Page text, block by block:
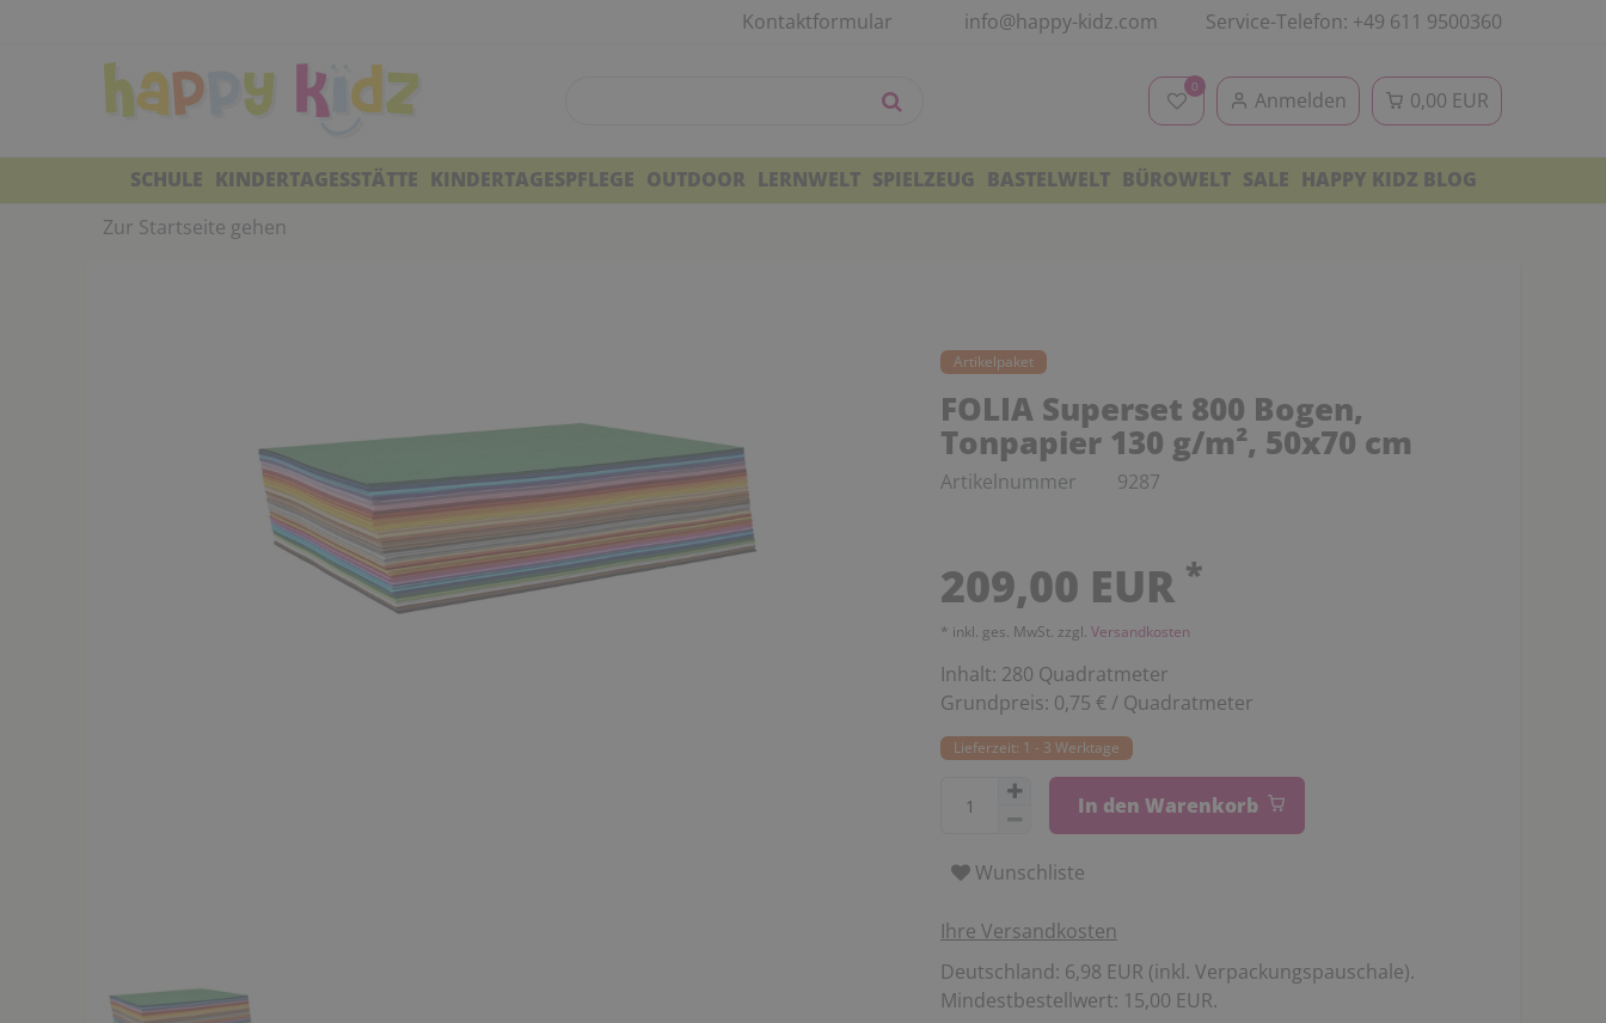
Kontaktformular info@happy-kidz.com Service-Telefon: +49 611 9500360
0
Anmelden 0,00 EUR
SCHULE KINDERTAGESSTÄTTE KINDERTAGESPFLEGE OUTDOOR LERNWELT SPIELZEUG BASTELWELT BÜROWELT SALE HAPPY KIDZ BLOG
Zur Startseite gehen
Artikelpaket
FOLIA Superset 800 Bogen,
Tonpapier 130 g/m², 50x70 cm
Artikelnummer 9287
209,00 EUR *
* inkl. ges. MwSt. zzgl. Versandkosten
Inhalt: 280 Quadratmeter
Grundpreis: 0,75 € / Quadratmeter
Lieferzeit: 1 - 3 Werktage
In den Warenkorb
Wunschliste
Ihre Versandkosten
Deutschland: 6,98 EUR (inkl. Verpackungspauschale).
Mindestbestellwert: 15,00 EUR.